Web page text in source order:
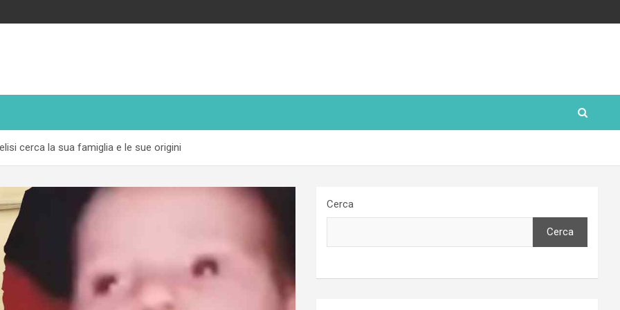
cerca la sua famiglia e le sue origini
Cerca
Cerca